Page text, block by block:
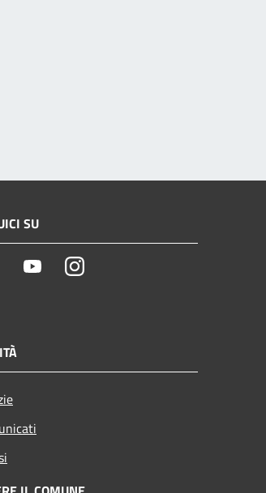
SU
Facebook YoutubeInstagram